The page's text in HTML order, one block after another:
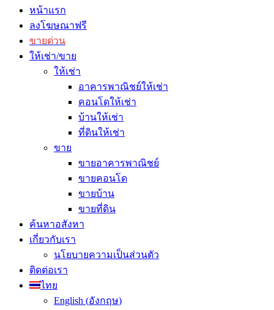
หน้าแรก
ลงโฆษณาฟรี
ขายด่วน
ให้เช่า/ขาย
ให้เช่า
อาคารพาณิชย์ให้เช่า
คอนโดให้เช่า
บ้านให้เช่า
ที่ดินให้เช่า
ขาย
ขายอาคารพาณิชย์
ขายคอนโด
ขายบ้าน
ขายที่ดิน
ค้นหาอสังหา
เกี่ยวกับเรา
นโยบายความเป็นส่วนตัว
ติดต่อเรา
ไทย
English (อังกฤษ)